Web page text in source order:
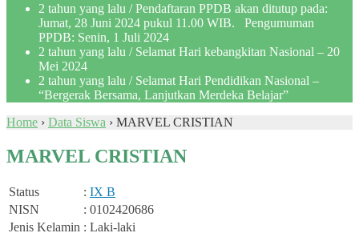
2 tahun yang lalu / Pendaftaran PPDB akan ditutup pada:
Jumat, 28 Juni 2024 pukul 11.00 WIB. Pengumuman
PPDB: Senin, 1 Juli 2024
2 tahun yang lalu / Selamat Hari kebangkitan Nasional – 20
Mei 2024
2 tahun yang lalu / Selamat Hari Pendidikan Nasional –
“Bergerak Bersama, Lanjutkan Merdeka Belajar”
Home › Data Siswa › MARVEL CRISTIAN
MARVEL CRISTIAN
Status : IX B
NISN
: 0102420686
Jenis Kelamin : Laki-laki